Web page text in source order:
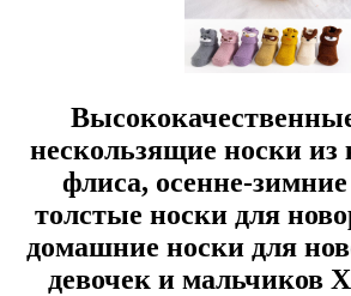
нескользящие носки из
флиса, осенне-
толстые носки для
домашние носки для
девочек и мальчиков